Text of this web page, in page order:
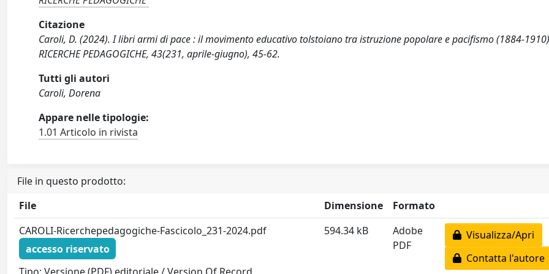
Citazione
Caroli, D. (2024). I libri armi di pace : il movimento educativo tolstoiano tra istruzione popolare e pacifismo (1884-
RICERCHE PEDAGOGICHE, 43(231, aprile-giugno), 45-62.
Tutti gli autori
Caroli, Dorena
Appare nelle tipologie:
1.01 Articolo in rivista
File in questo prodotto:
File
Dimensione
Formato
CAROLI-Ricerchepedagogiche-Fascicolo_231-2024.pdf
accesso riservato
594.34 kB
Adobe
PDF
Visualizza/Apri
Contatta l'autore